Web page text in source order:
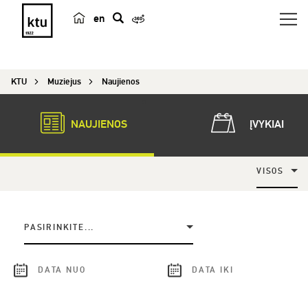
en
e
k
KTU Muziejus Naujienos
NAUJIENOS ĮVYKIAI
VISOS
PASIRINKITE...